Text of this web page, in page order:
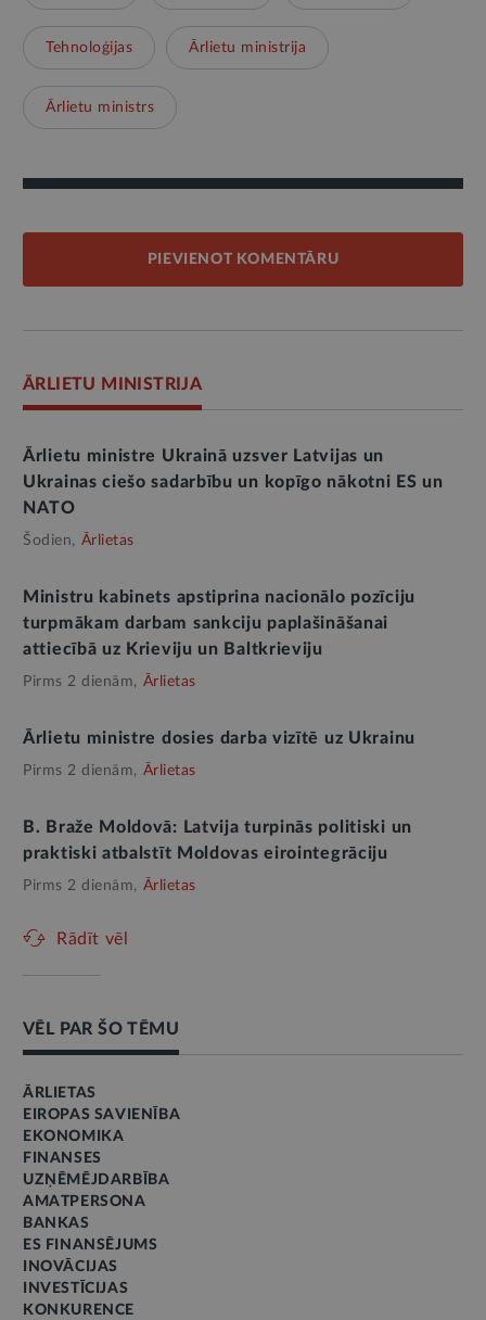
Tehnoloģijas Ārlietu ministrija
Ārlietu ministrs
PIEVIENOT KOMENTĀRU
ĀRLIETU MINISTRIJA
Ārlietu ministre Ukrainā uzsver Latvijas un
Ukrainas ciešo sadarbību un kopīgo nākotni ES un
NATO
Šodien, Ārlietas
Ministru kabinets apstiprina nacionālo pozīciju
turpmākam darbam sankciju paplašināšanai
attiecībā uz Krieviju un Baltkrieviju
Pirms 2 dienām, Ārlietas
Ārlietu ministre dosies darba vizītē uz Ukrainu
Pirms 2 dienām, Ārlietas
B. Braže Moldovā: Latvija turpinās politiski un
praktiski atbalstīt Moldovas eirointegrāciju
Pirms 2 dienām, Ārlietas
Rādīt vēl
VĒL PAR ŠO TĒMU
ĀRLIETAS
EIROPAS SAVIENĪBA
EKONOMIKA
FINANSES
UZŅĒMĒJDARBĪBA
AMATPERSONA
BANKAS
ES FINANSĒJUMS
INOVĀCIJAS
INVESTĪCIJAS
KONKURENCE